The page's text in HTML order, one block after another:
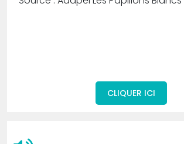
CLIQUER ICI